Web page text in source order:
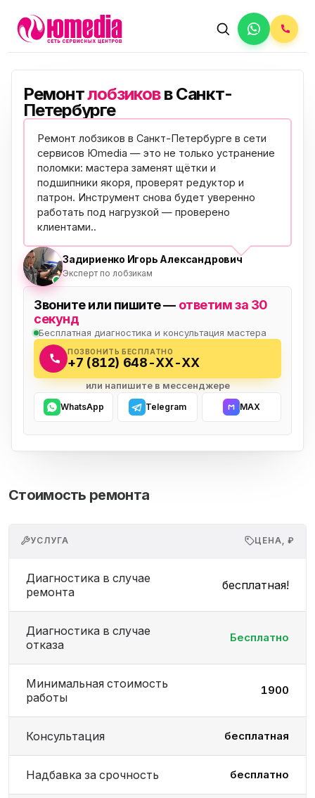
Ремонтлобзиковв Санкт-
Петербурге
Ремонт лобзиков в Санкт-Петербурге в сети
сервисов Юmedia — это не только устранение
поломки: мастера заменят щётки и
подшипники якоря, проверят редуктор и
патрон. Инструмент снова будет уверенно
работать под нагрузкой — проверено
клиентами..
Задириенко Игорь Александрович
Эксперт по лобзикам
Звоните или пишите — ответим за 30
секунд
Бесплатная диагностика и консультация мастера
ПОЗВОНИТЬ БЕСПЛАТНО
+7 (812) 648-XX-XX
или напишите в мессенджере
WhatsApp Telegram MAX
Стоимость ремонта
УСЛУГА ЦЕНА, ₽
Диагностика в случае
ремонта
бесплатная!
Диагностика в случае
отказа
Бесплатно
Минимальная стоимость
работы
1900
Консультация бесплатная
Надбавка за срочность бесплатно